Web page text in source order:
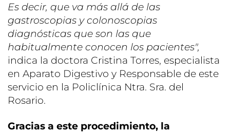
Es decir, que va más allá de las
gastroscopias y colonoscopias
diagnósticas que son las que
habitualmente conocen los pacientes",
indica la doctora Cristina Torres, especialista
en Aparato Digestivo y Responsable de este
servicio en la Policlínica Ntra. Sra. del
Rosario.
Gracias a este procedimiento, la